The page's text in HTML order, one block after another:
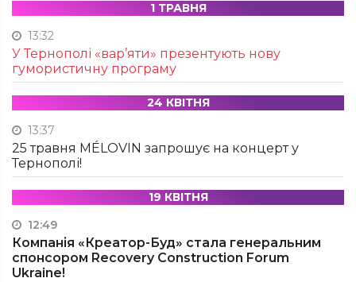
1 ТРАВНЯ
13:32
У Тернополі «вар’яти» презентують нову
гумористичну програму
24 КВІТНЯ
13:37
25 травня MÉLOVIN запрошує на концерт у
Тернополі!
19 КВІТНЯ
12:49
Компанія «Креатор-Буд» стала генеральним
спонсором Recovery Construction Forum
Ukraine!